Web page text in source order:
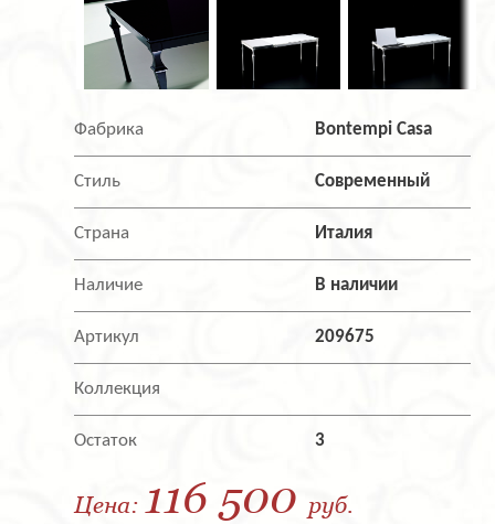
Фабрика Bontempi Casa
Стиль Современный
Страна Италия
Наличие В наличии
Артикул 209675
Коллекция
Остаток 3
Цена: 116 500 руб.